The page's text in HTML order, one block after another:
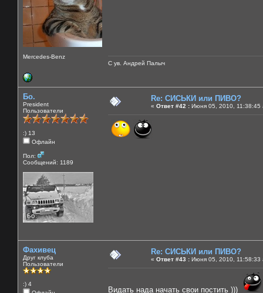
Mercedes-Benz
С ув. Андрей Палыч
Бо.
President
Пользователи
:) 13
Офлайн
Пол:
Сообщений: 1189
Re: СИСЬКИ или ПИВО?
« Ответ #42 : Июня 05, 2010, 11:38:45
Фахивец
Друг клуба
Пользователи
:) 4
Re: СИСЬКИ или ПИВО?
« Ответ #43 : Июня 05, 2010, 11:58:33
Видать нада начать свои постить )))